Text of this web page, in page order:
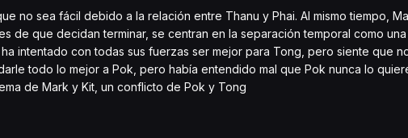
no sea fácil debido a la relación entre Thanu y Phai. Al mismo tiempo,
de que decidan terminar, se centran en la separación temporal como una
intentado con todas sus fuerzas ser mejor para Tong, pero siente que
todo lo mejor a Pok, pero había entendido mal que Pok nunca lo
de Mark y Kit, un conflicto de Pok y Tong